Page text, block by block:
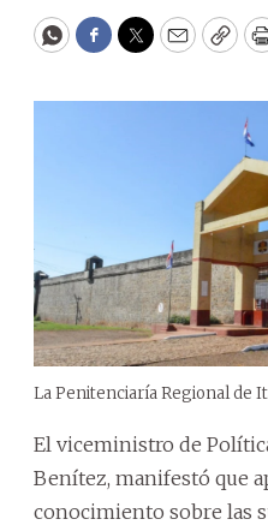
WhatsApp
Facebook
Twitter
Email
La Penitenciaría Regional de
El viceministro de
Benítez, manifestó que
conocimiento sobre las